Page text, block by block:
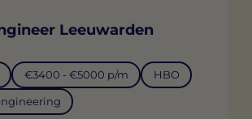
Leeuwarden
€3400 - €5000 p/m HBO